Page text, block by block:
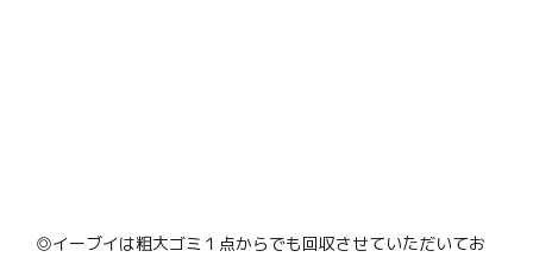
◎イーブイは粗大ゴミ１点からでも回収させていただいてお